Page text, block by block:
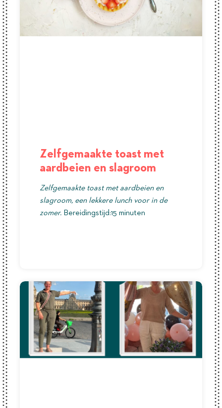
Zelfgemaakte toast met
aardbeien en slagroom
Zelfgemaakte toast met aardbeien en
slagroom, een lekkere lunch voor in de
zomer. Bereidingstijd:15 minuten